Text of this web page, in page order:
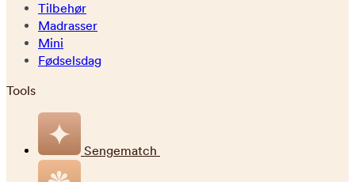
Tilbehør
Madrasser
Mini
Fødselsdag
Tools
Sengematch